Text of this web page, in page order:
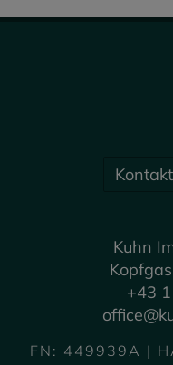
Kuhn
+43
FN: 449939A |